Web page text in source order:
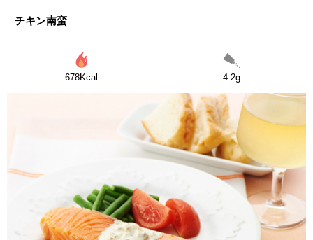
チキン南蛮
678Kcal 4.2g